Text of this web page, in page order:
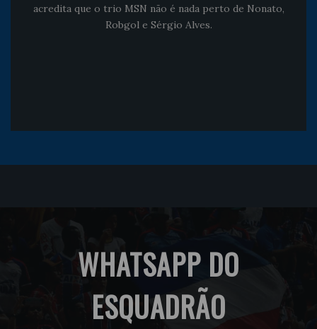
acredita que o trio MSN não é nada perto de Nonato,
Robgol e Sérgio Alves.
WHATSAPP DO
ESQUADRÃO